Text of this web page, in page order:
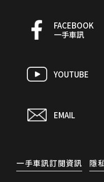
FACEBOOK
一手車訊
YOUTUBE
EMAIL
一手車訊訂閱資訊 隱